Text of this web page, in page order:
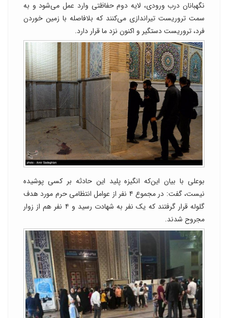
نگهبانان درب ورودی، لایه دوم حفاظتی وارد عمل می‌شود و به
سمت تروریست تیراندازی می‌کنند که بلافاصله با زمین خوردن
فرد، تروریست دستگیر و اکنون نزد ما قرار دارد.
بوعلی با بیان این‌که انگیزه پلید این حادثه بر کسی پوشیده
نیست، گفت: در مجموع ۴ نفر از عوامل انتظامی حرم مورد هدف
گلوله قرار گرفتند که یک نفر به شهادت رسید و ۴ نفر هم از زوار
مجروح شدند.